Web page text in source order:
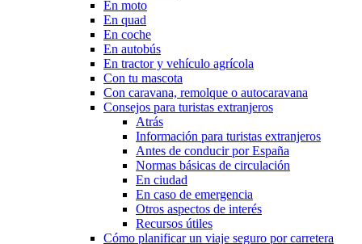
En moto
En quad
En coche
En autobús
En tractor y vehículo agrícola
Con tu mascota
Con caravana, remolque o autocaravana
Consejos para turistas extranjeros
Atrás
Información para turistas extranjeros
Antes de conducir por España
Normas básicas de circulación
En ciudad
En caso de emergencia
Otros aspectos de interés
Recursos útiles
Cómo planificar un viaje seguro por carretera